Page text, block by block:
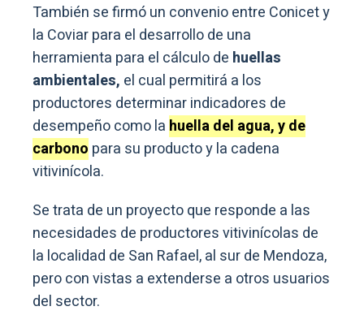
También se firmó un convenio entre Conicet y
la Coviar para el desarrollo de una
herramienta para el cálculo de huellas
ambientales, el cual permitirá a los
productores determinar indicadores de
desempeño como la huella del agua, y de
carbono para su producto y la cadena
vitivinícola.
Se trata de un proyecto que responde a las
necesidades de productores vitivinícolas de
la localidad de San Rafael, al sur de Mendoza,
pero con vistas a extenderse a otros usuarios
del sector.